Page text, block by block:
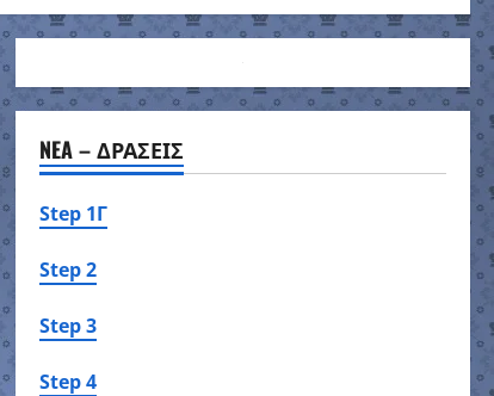
NEA – ΔΡΑΣΕΙΣ
Step 1Γ
Step 2
Step 3
Step 4